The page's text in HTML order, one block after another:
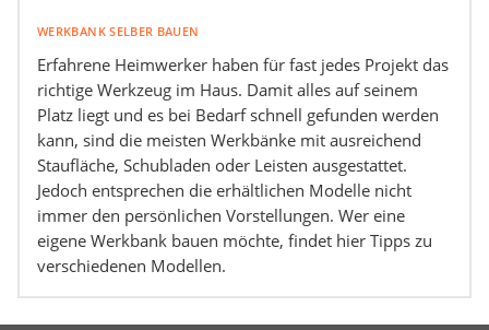
WERKBANK SELBER BAUEN
Erfahrene Heimwerker haben für fast jedes Projekt das
richtige Werkzeug im Haus. Damit alles auf seinem
Platz liegt und es bei Bedarf schnell gefunden werden
kann, sind die meisten Werkbänke mit ausreichend
Staufläche, Schubladen oder Leisten ausgestattet.
Jedoch entsprechen die erhältlichen Modelle nicht
immer den persönlichen Vorstellungen. Wer eine
eigene Werkbank bauen möchte, findet hier Tipps zu
verschiedenen Modellen.